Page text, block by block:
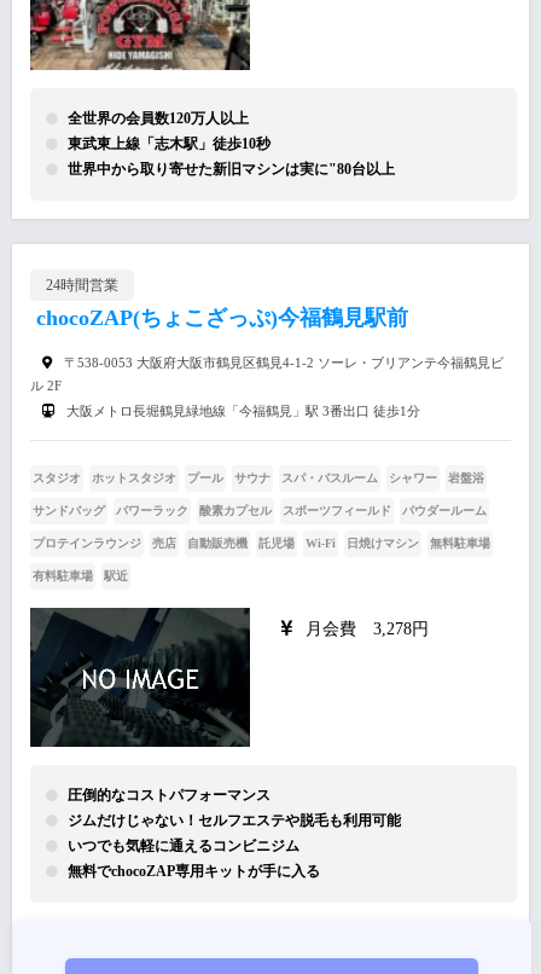
全世界の会員数120万人以上
東武東上線「志木駅」徒歩10秒
世界中から取り寄せた新旧マシンは実に"80台以上
24時間営業
chocoZAP(ちょこざっぷ)今福鶴見駅前
〒538-0053 大阪府大阪市鶴見区鶴見4-1-2 ソーレ・ブリアンテ今福鶴見ビ
ル 2F
大阪メトロ長堀鶴見緑地線「今福鶴見」駅 3番出口 徒歩1分
スタジオ ホットスタジオ プール サウナ スパ・バスルーム シャワー 岩盤浴
サンドバッグ パワーラック 酸素カプセル スポーツフィールド パウダールーム
プロテインラウンジ 売店 自動販売機 託児場 Wi-Fi 日焼けマシン 無料駐車場
有料駐車場 駅近
月会費 3,278円
圧倒的なコストパフォーマンス
ジムだけじゃない！セルフエステや脱毛も利用可能
いつでも気軽に通えるコンビニジム
無料でchocoZAP専用キットが手に入る